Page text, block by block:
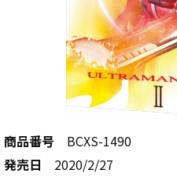
商品番号
BCXS-1490
発売日
2020/2/27